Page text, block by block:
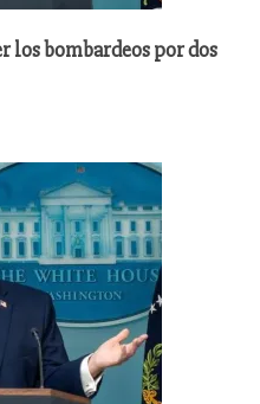
los bombardeos por dos